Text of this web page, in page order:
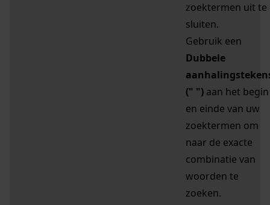
zoektermen uit te
sluiten.
Gebruik een
Dubbele
(" ") aan het begin
en einde van uw
zoektermen om
naar de exacte
combinatie van
woorden te
zoeken.